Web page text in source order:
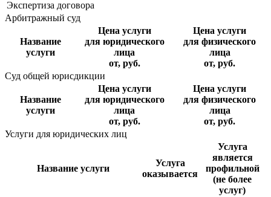
Экспертиза договора
Арбитражный суд
Название
услуги
Цена услуги
для юридического
лица
от, руб.
Цена услуги
для физического
лица
от, руб.
Суд общей юрисдикции
Название
услуги
Цена услуги
для юридического
лица
от, руб.
Цена услуги
для физического
лица
от, руб.
Услуги для юридических лиц
Название услуги
Услуга
оказывается
Услуга
является
профильной
(не более
услуг)